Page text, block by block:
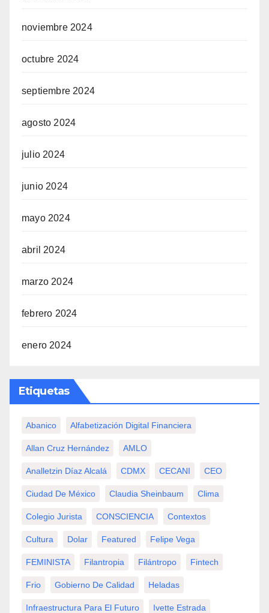
noviembre 2024
octubre 2024
septiembre 2024
agosto 2024
julio 2024
junio 2024
mayo 2024
abril 2024
marzo 2024
febrero 2024
enero 2024
Etiquetas
Abanico Alfabetización Digital Financiera
Allan Cruz Hernández AMLO
Analletzin Díaz Alcalá CDMX CECANI CEO
Ciudad De México Claudia Sheinbaum Clima
Colegio Jurista CONSCIENCIA Contextos
Cultura Dolar Featured Felipe Vega
FEMINISTA Filantropia Filántropo Fintech
Frio Gobierno De Calidad Heladas
Infraestructura Para El Futuro Ivette Estrada